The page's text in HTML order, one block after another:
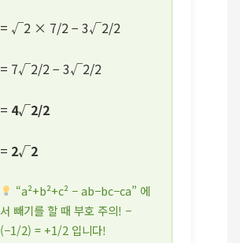
= √2 × 7/2 − 3√2/2
= 7√2/2 − 3√2/2
= 4√2/2
= 2√2
“a²+b²+c² − ab−bc−ca” 에
서 빼기를 할 때 부호 주의! −
(−1/2) = +1/2 입니다!